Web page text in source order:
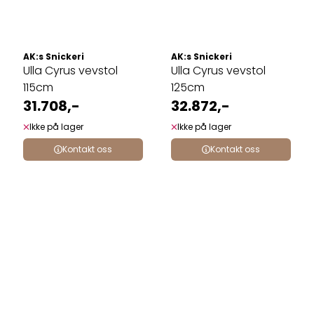
AK:s Snickeri
Ulla Cyrus vevstol
115cm
31.708,-
Ikke på lager
Kontakt oss
AK:s Snickeri
Ulla Cyrus vevstol
125cm
32.872,-
Ikke på lager
Kontakt oss